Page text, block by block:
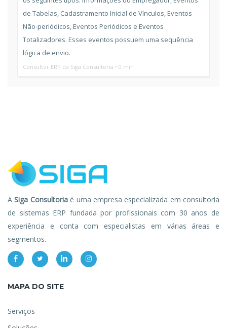
de Tabelas, Cadastramento Inicial de Vínculos, Eventos
Não-periódicos, Eventos Periódicos e Eventos
Totalizadores. Esses eventos possuem uma sequência
lógica de envio.
Consultor ERP da Siga Consultoria • 0 min
ASiga Consultoriaé uma empresa especializada em consultoria
de sistemas ERP fundada por profissionais com 30 anos de
experiência e conta com especialistas em várias áreas e
segmentos.
MAPA DO SITE
Serviços